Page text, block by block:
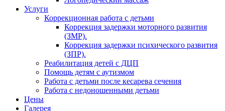
Услуги
Коррекционная работа с детьми
Коррекция задержки моторного развития
(ЗМР).
Коррекция задержки психического развития
(ЗПР).
Реабилитация детей с ДЦП
Помощь детям с аутизмом
Работа с детьми после кесарева сечения
Работа с недоношенными детьми
Цены
Галерея